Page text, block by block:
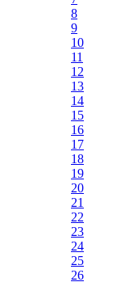
8
9
10
11
12
13
14
15
16
17
18
19
20
21
22
23
24
25
26